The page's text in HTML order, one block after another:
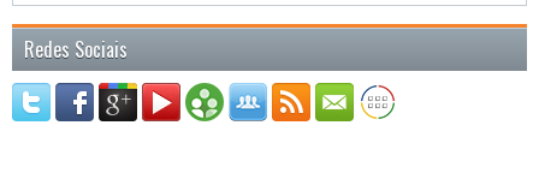
Redes Sociais